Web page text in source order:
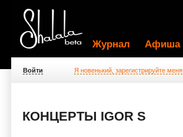
Журнал Афиша
Войти Я новенький, зарегистрируйте меня
КОНЦЕРТЫ IGOR S